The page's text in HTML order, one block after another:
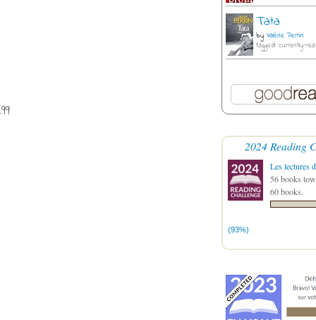
Tata
by Valérie Perrin
tagged: currently-
2024 Reading
Les lectures
56 books
60 books.
(93%)